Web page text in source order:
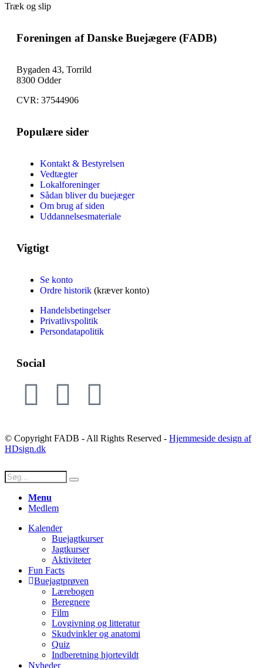
Træk og slip
Foreningen af Danske Buejægere (FADB)
Bygaden 43, Torrild
8300 Odder
CVR: 37544906
Populære sider
Kontakt & Bestyrelsen
Vedtægter
Lokalforeninger
Sådan bliver du buejæger
Om brug af siden
Uddannelsesmateriale
Vigtigt
Se konto
Ordre historik (kræver konto)
Handelsbetingelser
Privatlivspolitik
Persondatapolitik
Social
© Copyright FADB - All Rights Reserved - Hjemmeside design af
HDsign.dk
Menu
Medlem
Kalender
Buejagtkurser
Jagtkurser
Aktiviteter
Fun Facts
Buejagtprøven
Lærebogen
Beregnere
Film
Lovgivning og litteratur
Skudvinkler og anatomi
Quiz
Indberetning hjortevildt
Nyheder